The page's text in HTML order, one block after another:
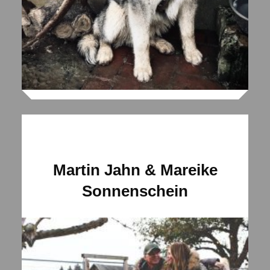
Martin Jahn & Mareike
Sonnenschein